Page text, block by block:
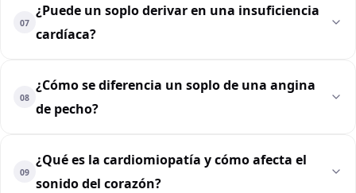
07
¿Puede un soplo derivar en una insuficiencia
cardíaca?
08
¿Cómo se diferencia un soplo de una angina
de pecho?
09
¿Qué es la cardiomiopatía y cómo afecta el
sonido del corazón?